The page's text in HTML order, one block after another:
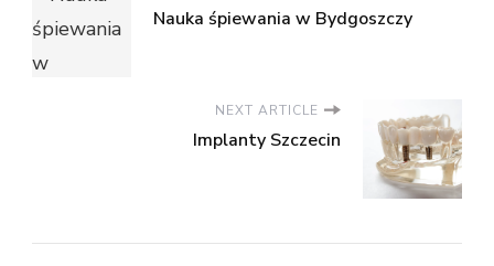
Nauka śpiewania w Bydgoszczy
NEXT ARTICLE
Implanty Szczecin